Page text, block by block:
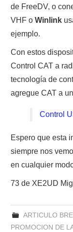
de FreeDV, o
VHF oWinlink
ejemplo.
Con estos
Control CAT a
tecnología de
agregue CAT a
Control
Espero que esta
siempre nos
en cualquier
73 de XE2UD
ARTICULO
PROMOCION DE